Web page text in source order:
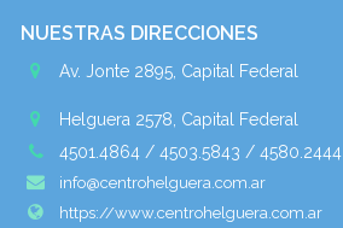
NUESTRAS DIRECCIONES
Av. Jonte 2895, Capital Federal
Helguera 2578, Capital Federal
4501.4864 / 4503.5843 / 4580.2444
info@centrohelguera.com.ar
https://www.centrohelguera.com.ar